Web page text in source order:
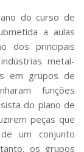
do curso de
a aulas
dos principais
metal-
em grupos de
funções
do plano de
peças que
um conjunto
os grupos